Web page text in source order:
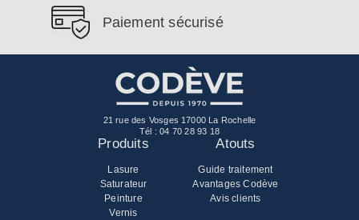
Paiement sécurisé
21 rue des Vosges 17000 La Rochelle
Tél :04 70 28 93 18
Produits
Lasure
Saturateur
Peinture
Vernis
Atouts
Guide traitement
Avantages Codève
Avis clients